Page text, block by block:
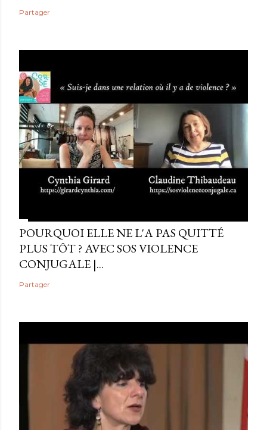
Partager
POURQUOI ELLE NE L'A PAS QUITTÉ
PLUS TÔT ? AVEC SOS VIOLENCE
CONJUGALE |...
Partager